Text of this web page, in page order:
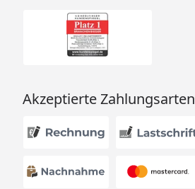
Akzeptierte Zahlungsarten